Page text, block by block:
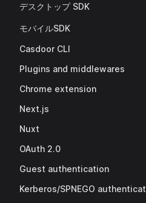
デスクトップ SDK
モバイルSDK
Casdoor CLI
Plugins and middlewares
Chrome extension
Next.js
Nuxt
OAuth 2.0
Guest authentication
Kerberos/SPNEGO